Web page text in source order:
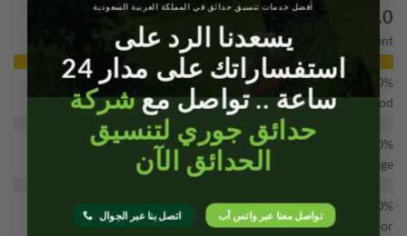
أفضل خدمات تنسيق حدائق في المملكة العربية السعودية
يسعدنا الرد على
استفساراتك على مدار 24
ساعة .. تواصل معشركة
حدائق جوري لتنسيق
الحدائق الآن
تواصل معنا عبر واتس آب اتصل بنا عبر الجوال
5.0
5.0 out of 5 stars (based on 1 review)
Excellent
Very good
Average
Poor